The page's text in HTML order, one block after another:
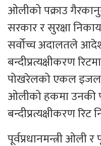
ओलीको पक्राउ
सरकार र सुरक्षा
सर्वोच्च अदालतले
बन्दीप्रत्यक्षीकरण
पोखरेलको एकल
ओलीको हकमा उनकी
बन्दीप्रत्यक्षीकरण
पूर्वप्रधानमन्त्री ओली